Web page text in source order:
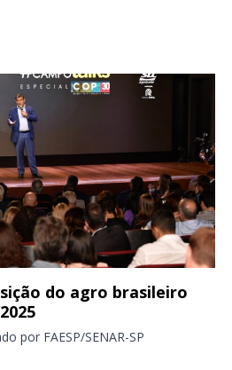
do agro brasileiro
por FAESP/SENAR-SP